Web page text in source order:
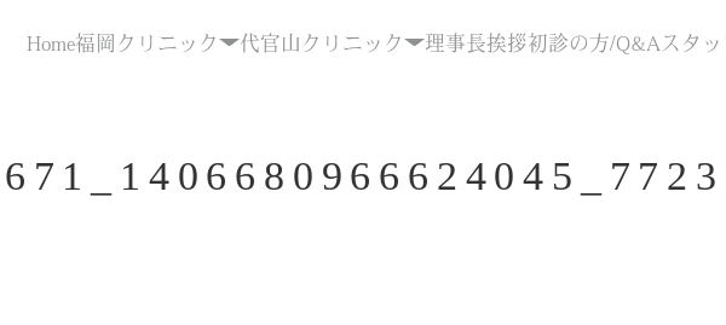
Home福岡クリニック 代官山クリニック 理事長挨拶初診の方/Q&A スタ